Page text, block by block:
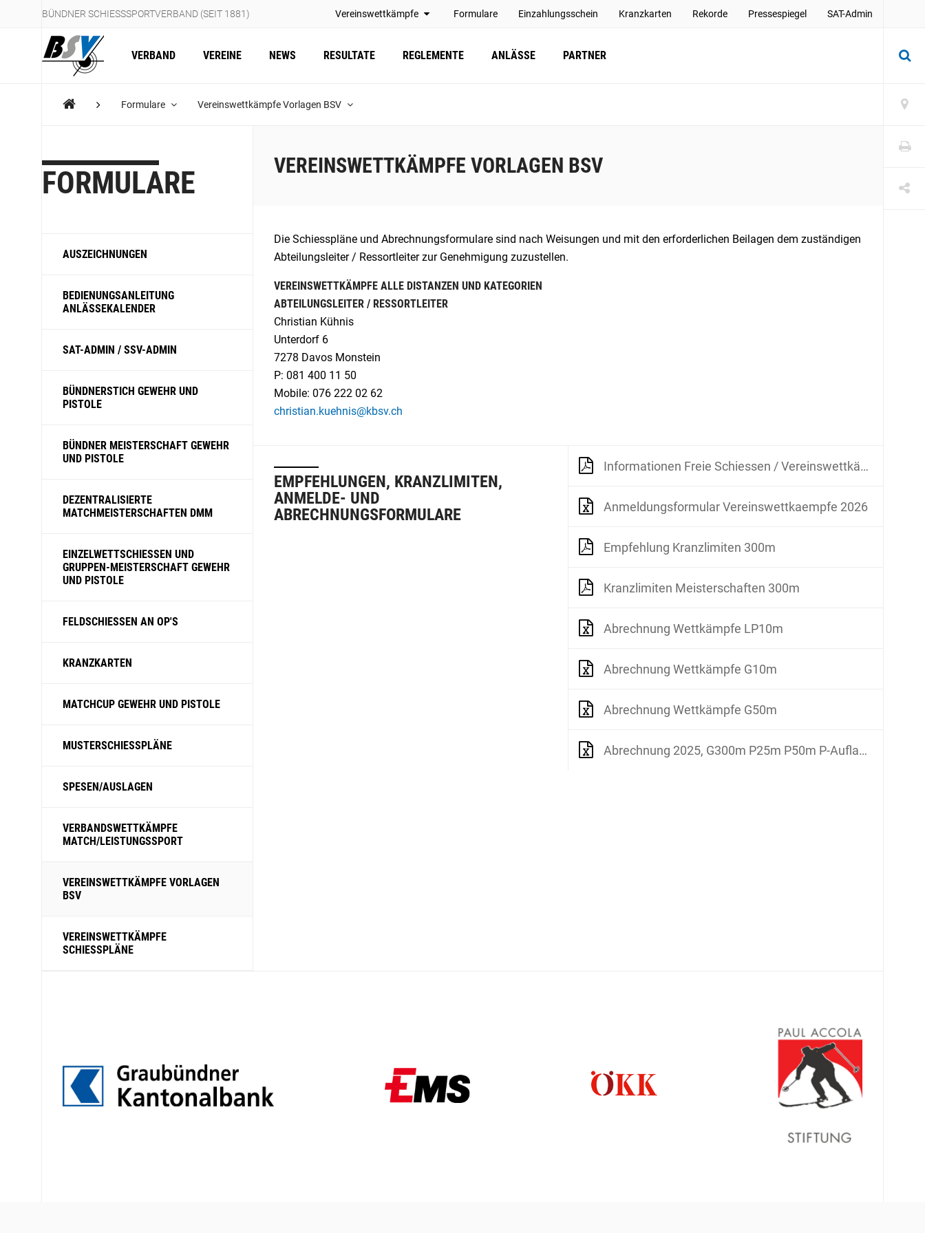
BÜNDNER SCHIESSSPORTVERBAND (SEIT 1881) Vereinswettkämpfe Formulare Einzahlungsschein Kranzkarten Rekorde Pressespiegel SAT-Admin
VERBAND VEREINE NEWS RESULTATE REGLEMENTE ANLÄSSE PARTNER
Formulare Vereinswettkämpfe Vorlagen BSV
FORMULARE
AUSZEICHNUNGEN
BEDIENUNGSANLEITUNG
ANLÄSSEKALENDER
SAT-ADMIN / SSV-ADMIN
BÜNDNERSTICH GEWEHR UND
PISTOLE
BÜNDNER MEISTERSCHAFT GEWEHR
UND PISTOLE
DEZENTRALISIERTE
MATCHMEISTERSCHAFTEN DMM
EINZELWETTSCHIESSEN UND
GRUPPEN-MEISTERSCHAFT GEWEHR
UND PISTOLE
FELDSCHIESSEN AN OP'S
KRANZKARTEN
MATCHCUP GEWEHR UND PISTOLE
MUSTERSCHIESSPLÄNE
SPESEN/AUSLAGEN
VERBANDSWETTKÄMPFE
MATCH/LEISTUNGSSPORT
VEREINSWETTKÄMPFE VORLAGEN
BSV
VEREINSWETTKÄMPFE
SCHIESSPLÄNE
VEREINSWETTKÄMPFE VORLAGEN BSV
Die Schiesspläne und Abrechnungsformulare sind nach Weisungen und mit den erforderlichen Beilagen dem zuständigen
Abteilungsleiter / Ressortleiter zur Genehmigung zuzustellen.
VEREINSWETTKÄMPFE ALLE DISTANZEN UND KATEGORIEN
ABTEILUNGSLEITER / RESSORTLEITER
Christian Kühnis
Unterdorf 6
7278 Davos Monstein
P: 081 400 11 50
Mobile: 076 222 02 62
christian.kuehnis@kbsv.ch
EMPFEHLUNGEN, KRANZLIMITEN,
ANMELDE- UND
ABRECHNUNGSFORMULARE
Informationen Freie Schiessen / Vereinswettkämpfe im BSV
Anmeldungsformular Vereinswettkaempfe 2026
Empfehlung Kranzlimiten 300m
Kranzlimiten Meisterschaften 300m
Abrechnung Wettkämpfe LP10m
Abrechnung Wettkämpfe G10m
Abrechnung Wettkämpfe G50m
Abrechnung 2025, G300m P25m P50m P-Auflage